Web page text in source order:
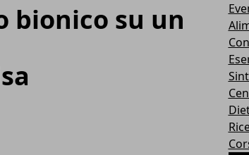
bionico su un